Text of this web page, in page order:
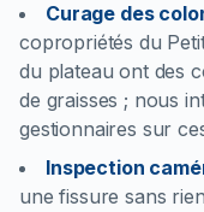
Curage des
copropriétés du
du plateau ont des
de graisses ; nous
gestionnaires sur
Inspection
une fissure sans